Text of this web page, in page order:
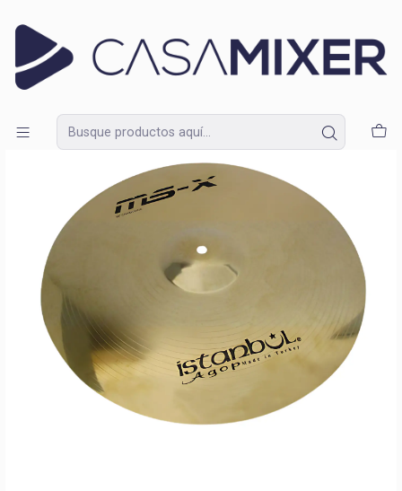
Inicio
Platillo Istanbul Agop MS-X Crash Ride 18"